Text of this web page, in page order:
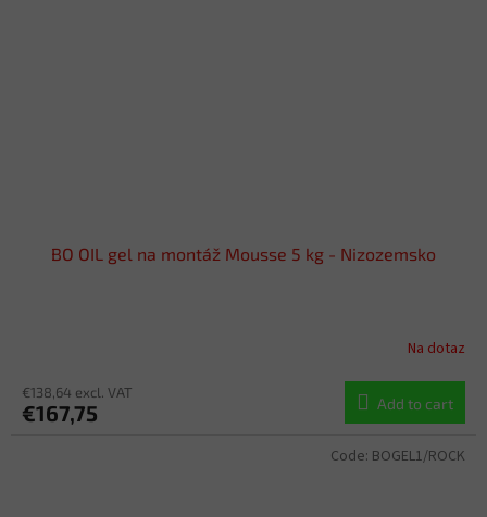
BO OIL gel na montáž Mousse 5 kg - Nizozemsko
Na dotaz
€138,64 excl. VAT
€167,75 Add to cart
Code: BOGEL1/ROCK